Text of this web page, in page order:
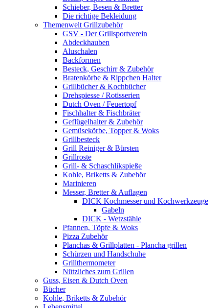
Schieber, Besen & Bretter
Die richtige Bekleidung
Themenwelt Grillzubehör
GSV - Der Grillsportverein
Abdeckhauben
Aluschalen
Backformen
Besteck, Geschirr & Zubehör
Bratenkörbe & Rippchen Halter
Grillbücher & Kochbücher
Drehspiesse / Rotisserien
Dutch Oven / Feuertopf
Fischhalter & Fischbräter
Geflügelhalter & Zubehör
Gemüsekörbe, Topper & Woks
Grillbesteck
Grill Reiniger & Bürsten
Grillroste
Grill- & Schaschlikspieße
Kohle, Briketts & Zubehör
Marinieren
Messer, Bretter & Auflagen
DICK Kochmesser und Kochwerkzeuge
Gabeln
DICK - Wetzstähle
Pfannen, Töpfe & Woks
Pizza Zubehör
Planchas & Grillplatten - Plancha grillen
Schürzen und Handschuhe
Grillthermometer
Nützliches zum Grillen
Guss, Eisen & Dutch Oven
Bücher
Kohle, Briketts & Zubehör